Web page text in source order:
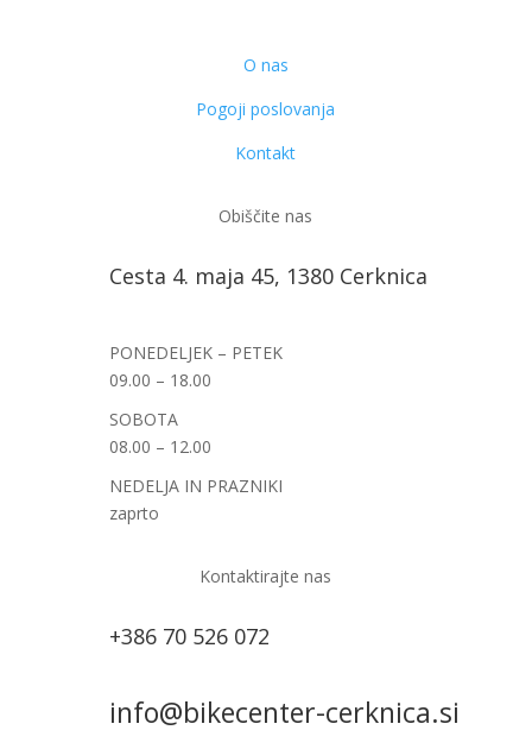
O nas
Pogoji poslovanja
Kontakt
Obiščite nas
Cesta 4. maja 45, 1380 Cerknica
PONEDELJEK – PETEK
09.00 – 18.00
SOBOTA
08.00 – 12.00
NEDELJA IN PRAZNIKI
zaprto
Kontaktirajte nas
+386 70 526 072
info@bikecenter-cerknica.si